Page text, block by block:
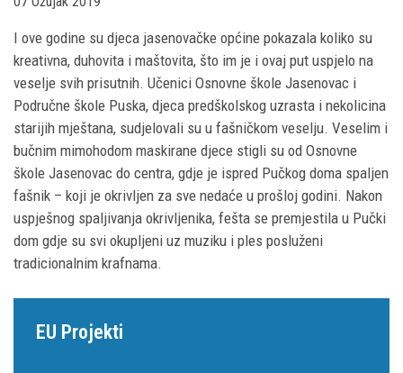
I ove godine su djeca jasenovačke općine pokazala koliko su
kreativna, duhovita i maštovita, što im je i ovaj put uspjelo na
veselje svih prisutnih. Učenici Osnovne škole Jasenovac i
Područne škole Puska, djeca predškolskog uzrasta i nekolicina
starijih mještana, sudjelovali su u fašničkom veselju. Veselim i
bučnim mimohodom maskirane djece stigli su od Osnovne
škole Jasenovac do centra, gdje je ispred Pučkog doma spaljen
fašnik – koji je okrivljen za sve nedaće u prošloj godini. Nakon
uspješnog spaljivanja okrivljenika, fešta se premjestila u Pučki
dom gdje su svi okupljeni uz muziku i ples posluženi
tradicionalnim krafnama.
EU Projekti